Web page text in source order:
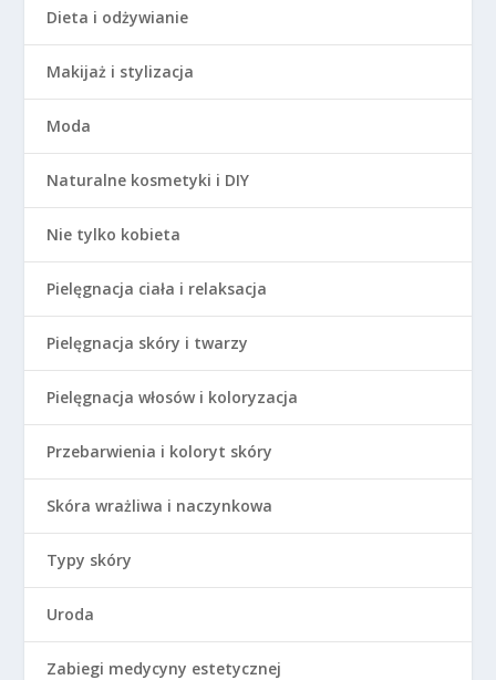
Dieta i odżywianie
Makijaż i stylizacja
Moda
Naturalne kosmetyki i DIY
Nie tylko kobieta
Pielęgnacja ciała i relaksacja
Pielęgnacja skóry i twarzy
Pielęgnacja włosów i koloryzacja
Przebarwienia i koloryt skóry
Skóra wrażliwa i naczynkowa
Typy skóry
Uroda
Zabiegi medycyny estetycznej